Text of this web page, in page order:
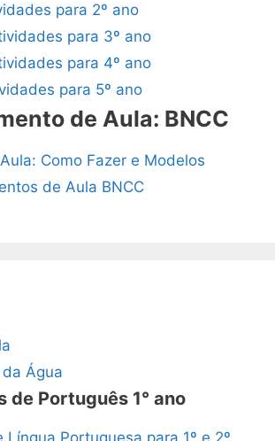
para 2º ano
para 3º ano
para 4º ano
para 5º ano
de Aula: BNCC
Como Fazer e Modelos
de Aula BNCC
Água
de Português 1° ano